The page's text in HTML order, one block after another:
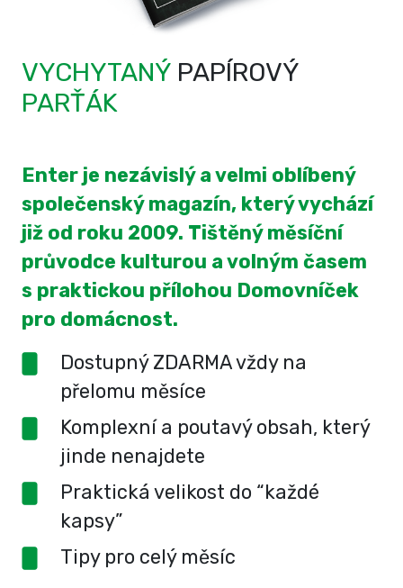
VYCHYTANÝ PAPÍROVÝ
PARŤÁK
Enter je nezávislý a velmi oblíbený
společenský magazín, který vychází
již od roku 2009. Tištěný měsíční
průvodce kulturou a volným časem
s praktickou přílohou Domovníček
pro domácnost.
Dostupný ZDARMA vždy na
přelomu měsíce
Komplexní a poutavý obsah, který
jinde nenajdete
Praktická velikost do “každé
kapsy”
Tipy pro celý měsíc